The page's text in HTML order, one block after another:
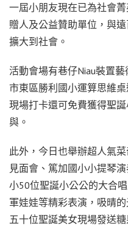
一屆小朋友現在已為社會
贈人及公益贊助單位，與
擴大到社會。
活動會場有巷仔Niau裝置
市東區勝利國小運算思維
現場打卡還可免費獲得聖
與。
此外，今日也舉辦超人氣
見面會、篤加國小小提琴
小50位聖誕小公公的大合
軍娃娃等精彩表演，吸晴
五十位聖誕美女現場發送